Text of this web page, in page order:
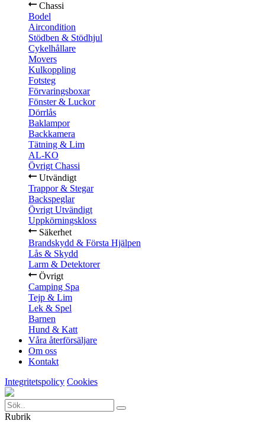
Chassi
Bodel
Aircondition
Stödben & Stödhjul
Cykelhållare
Movers
Kulkoppling
Fotsteg
Förvaringsboxar
Fönster & Luckor
Dörrlås
Baklampor
Backkamera
Tätning & Lim
AL-KO
Övrigt Chassi
Utvändigt
Trappor & Stegar
Backspeglar
Övrigt Utvändigt
Uppkörningskloss
Säkerhet
Brandskydd & Första Hjälpen
Lås & Skydd
Larm & Detektorer
Övrigt
Camping Spa
Tejp & Lim
Lek & Spel
Barnen
Hund & Katt
Våra återförsäljare
Om oss
Kontakt
Integritetspolicy Cookies
Rubrik